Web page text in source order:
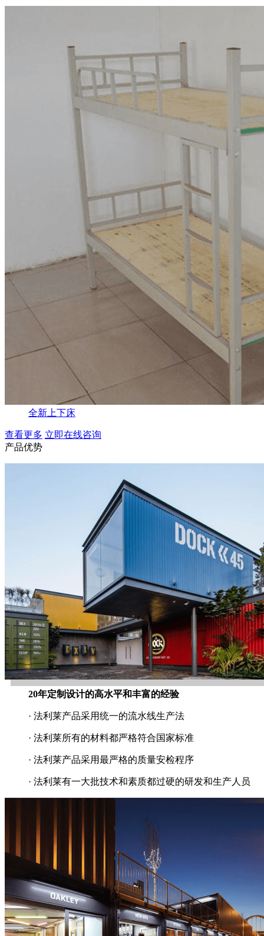
全新上下床
查看更多 立即在线咨询
产品优势
20年定制设计的高水平和丰富的经验
· 法利莱产品采用统一的流水线生产法
· 法利莱所有的材料都严格符合国家标准
· 法利莱产品采用最严格的质量安检程序
· 法利莱有一大批技术和素质都过硬的研发和生产人员